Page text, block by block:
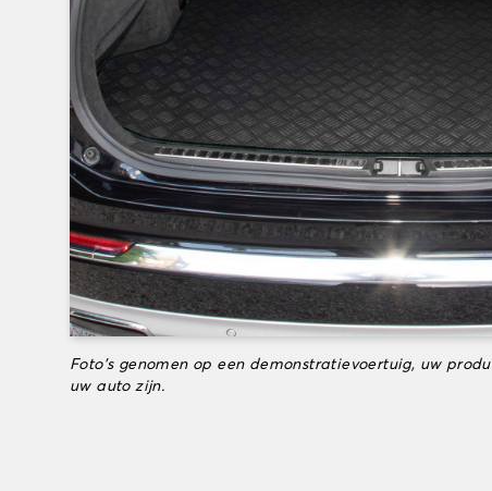
Foto's genomen op een demonstratievoertuig, uw
uw auto zijn.